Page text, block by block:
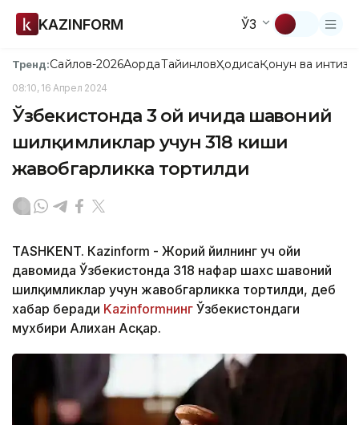
KAZINFORM ЎЗ
Тренд:Сайлов-2026АқордаТайинловҲодисаҚонун ва
08:10, 16 Апрел 2024
Ўзбекистонда 3 ой ичида шаҳвоний
шилқимликлар учун 318 киши
жавобгарликка тортилди
TASHKENT. Кazinform - Жорий йилнинг уч ойи
давомида Ўзбекистонда 318 нафар шахс шаҳвоний
шилқимликлар учун жавобгарликка тортилди, деб
хабар беради Kazinformнинг Ўзбекистондаги
мухбири Алихан Асқар.